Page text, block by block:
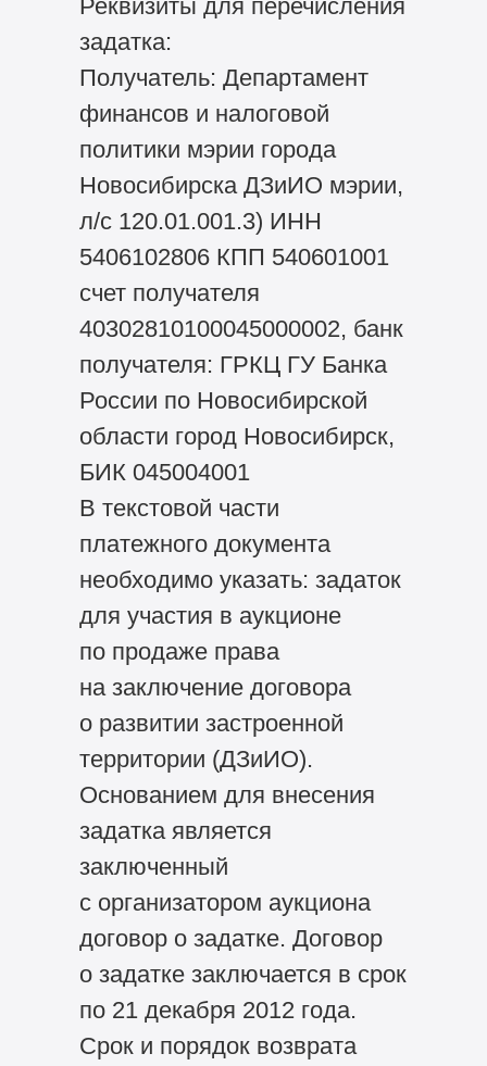
Реквизиты для перечисления
задатка:
Получатель: Департамент
финансов и налоговой
политики мэрии города
Новосибирска ДЗиИО мэрии,
л/с 120.01.001.3) ИНН
5406102806 КПП 540601001
счет получателя
40302810100045000002, банк
получателя: ГРКЦ ГУ Банка
России по Новосибирской
области город Новосибирск,
БИК 045004001
В текстовой части
платежного документа
необходимо указать: задаток
для участия в аукционе
по продаже права
на заключение договора
о развитии застроенной
территории (ДЗиИО).
Основанием для внесения
задатка является
заключенный
с организатором аукциона
договор о задатке. Договор
о задатке заключается в срок
по 21 декабря 2012 года.
Срок и порядок возврата